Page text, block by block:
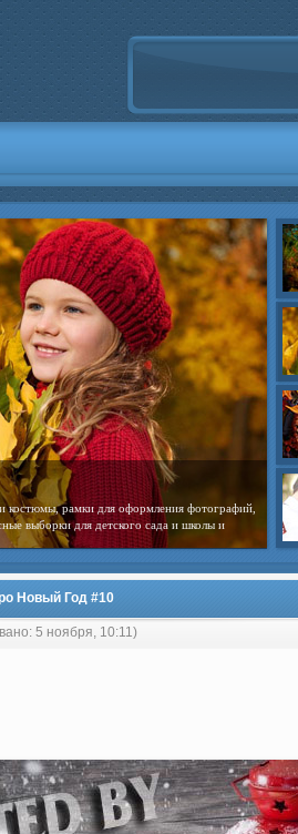
костюмы, рамки для оформления фотографий,
выборки для детского сада и школы и
Новый Год #10
5 ноября, 10:11)